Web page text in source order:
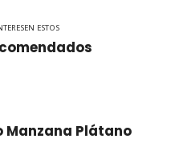
ESTOS
Manzana Plátano